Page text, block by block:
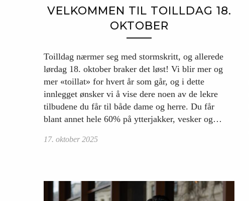
VELKOMMEN TIL TOILLDAG 18.
OKTOBER
Toilldag nærmer seg med stormskritt, og allerede
lørdag 18. oktober braker det løst! Vi blir mer og
mer «toillat» for hvert år som går, og i dette
innlegget ønsker vi å vise dere noen av de lekre
tilbudene du får til både dame og herre. Du får
blant annet hele 60% på ytterjakker, vesker og…
17. oktober 2025